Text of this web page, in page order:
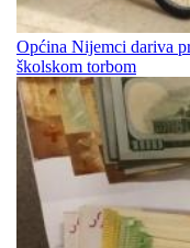
Općina Nijemci dariva
školskom torbom